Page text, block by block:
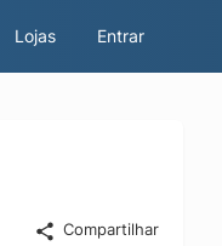
Lojas Entrar
Compartilhar